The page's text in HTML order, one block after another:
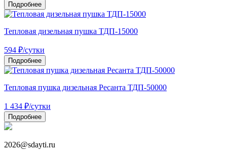
Подробнее
Тепловая дизельная пушка ТДП-15000
594 ₽/сутки
Подробнее
Тепловая пушка дизельная Ресанта ТДП-50000
1 434 ₽/сутки
Подробнее
2026@sdayti.ru